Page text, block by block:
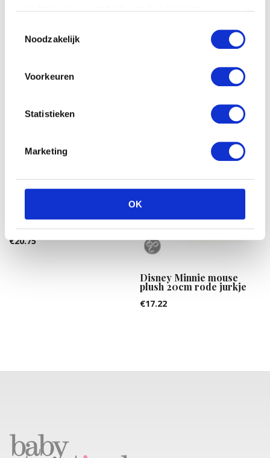
Noodzakelijk
Voorkeuren
Statistieken
Marketing
OK
Vdm Paard in handtasje
15cm wit
€20.75
Disney Minnie mouse
plush 20cm rode jurkje
€17.22